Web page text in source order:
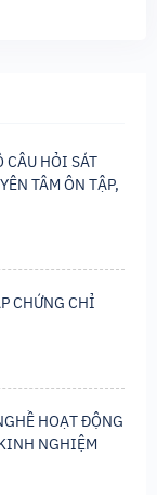
CÂU HỎI SÁT
TÂM ÔN TẬP,
CHỨNG CHỈ
HOẠT ĐỘNG
NGHIỆM